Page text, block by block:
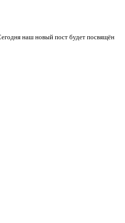
наш новый пост будет посвящён